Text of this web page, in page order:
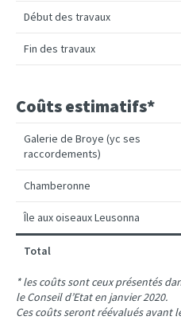
Début des travaux
Fin des travaux
Coûts estimatifs*
Galerie de Broye (yc ses
raccordements)
Chamberonne
Île aux oiseaux Leusonna
Total
* les coûts sont ceux présentés
le Conseil d’Etat en janvier 2020.
Ces coûts seront réévalués avant